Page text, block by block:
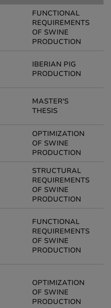
FUNCTIONAL
REQUIREMENTS
OF SWINE
PRODUCTION
IBERIAN PIG
PRODUCTION
MASTER'S
THESIS
OPTIMIZATION
OF SWINE
PRODUCTION
STRUCTURAL
REQUIREMENTS
OF SWINE
PRODUCTION
FUNCTIONAL
REQUIREMENTS
OF SWINE
PRODUCTION
OPTIMIZATION
OF SWINE
PRODUCTION